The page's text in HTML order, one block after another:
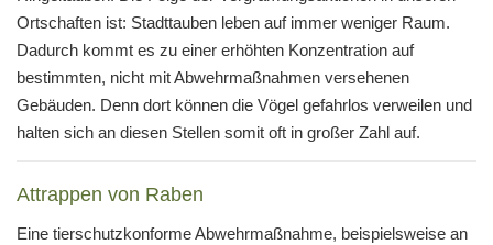
Ortschaften ist: Stadttauben leben auf immer weniger Raum.
Dadurch kommt es zu einer erhöhten Konzentration auf
bestimmten, nicht mit Abwehrmaßnahmen versehenen
Gebäuden. Denn dort können die Vögel gefahrlos verweilen und
halten sich an diesen Stellen somit oft in großer Zahl auf.
Attrappen von Raben
Eine tierschutzkonforme Abwehrmaßnahme, beispielsweise an